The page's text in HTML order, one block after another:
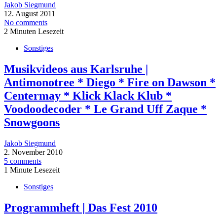
Jakob Siegmund
12. August 2011
No comments
2 Minuten Lesezeit
Sonstiges
Musikvideos aus Karlsruhe |
Antimonotree * Diego * Fire on Dawson *
Centermay * Klick Klack Klub *
Voodoodecoder * Le Grand Uff Zaque *
Snowgoons
Jakob Siegmund
2. November 2010
5 comments
1 Minute Lesezeit
Sonstiges
Programmheft | Das Fest 2010